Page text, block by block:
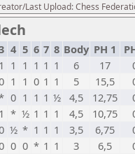
Last Upload: Chess
4 5 6 7 8 Body PH 1
1 1 1 1 1 1 6 17
1 1 0 1 1 5 15,5
0 1 1 1 ½ 4,5 12,75
1 * ½ 1 1 1 4,5 10,75
½ * 1 1 1 3,5 6,75
0 0 * 1 1 3 6,5